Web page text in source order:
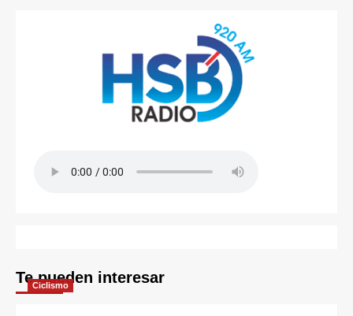
Te pueden interesar
Ciclismo